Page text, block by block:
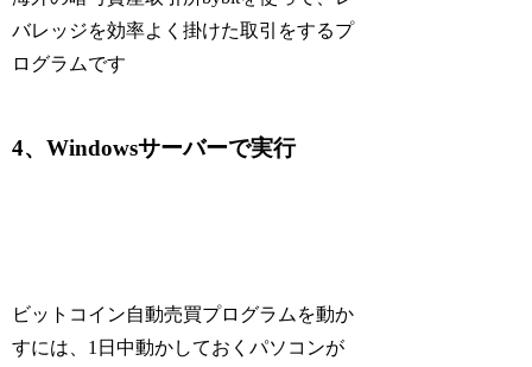
バレッジを効率よく掛けた取引をするプ
ログラムです
4、Windowsサーバーで実行
ビットコイン自動売買プログラムを動か
すには、1日中動かしておくパソコンが